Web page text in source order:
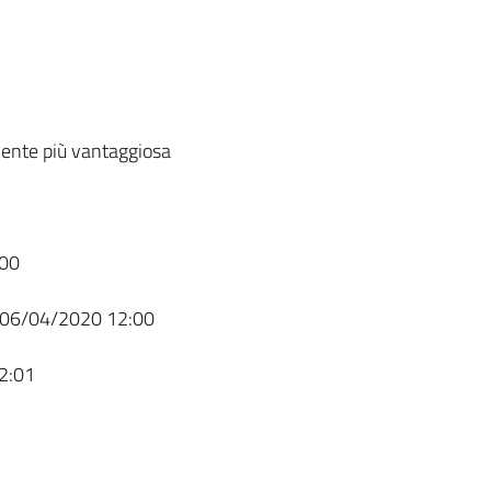
più vantaggiosa
04/2020 12:00